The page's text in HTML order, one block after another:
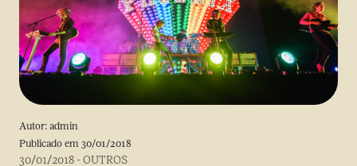
Autor: admin
Publicado em 30/01/2018
30/01/2018 -OUTROS